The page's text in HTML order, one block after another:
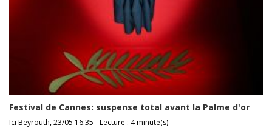
Festival de Cannes: suspense total avant la Palme d'or
Ici Beyrouth, 23/05 16:35 - Lecture : 4 minute(s)